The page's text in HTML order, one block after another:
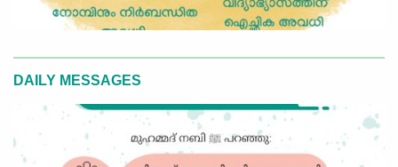
DAILY MESSAGES